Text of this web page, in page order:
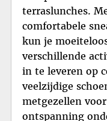
terraslunches.
comfortabele
kun je
verschillende
in te leveren op
veelzijdige
metgezellen
ontspanning